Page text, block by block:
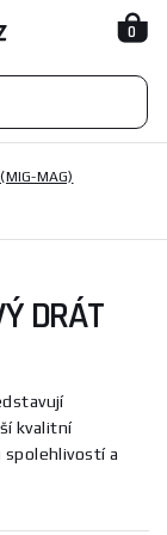
0
MAG)
DRÁT
kvalitní
spolehlivostí a
aplikace.